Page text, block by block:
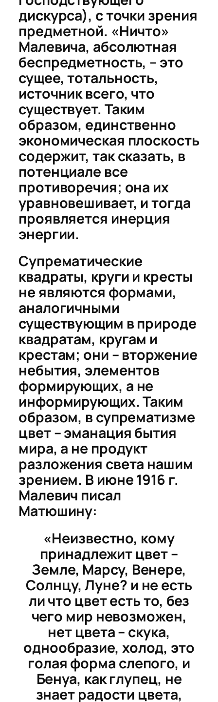
дискурса), с точки зрения
предметной. «Ничто»
Малевича, абсолютная
беспредметность, – это
сущее, тотальность,
источник всего, что
существует. Таким
образом, единственно
экономическая плоскость
содержит, так сказать, в
потенциале все
противоречия; она их
уравновешивает, и тогда
проявляется инерция
энергии.
Супрематические
квадраты, круги и кресты
не являются формами,
аналогичными
существующим в природе
квадратам, кругам и
крестам; они – вторжение
небытия, элементов
формирующих, а не
информирующих. Таким
образом, в супрематизме
цвет – эманация бытия
мира, а не продукт
разложения света нашим
зрением. В июне 1916 г.
Малевич писал
Матюшину:
«Неизвестно, кому
принадлежит цвет –
Земле, Марсу, Венере,
Солнцу, Луне? и не есть
ли что цвет есть то, без
чего мир невозможен,
нет цвета – скука,
однообразие, холод, это
голая форма слепого, и
Бенуа, как глупец, не
знает радости цвета,